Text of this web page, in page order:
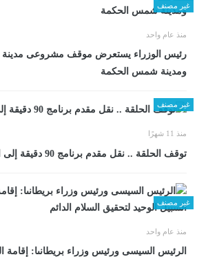
غير مصنف
منذ عام واحد
رئيس الوزراء يستعرض موقف مشروعى مدينة
ومدينة شمس الحكمة
غير مصنف
منذ 11 شهرًا
توقف الحلقة .. نقل مقدم برنامج 90 دقيقة إلى المستشفى في وعكة
غير مصنف
منذ عام واحد
الرئيس السيسى ورئيس وزراء بريطانىا: إقامة